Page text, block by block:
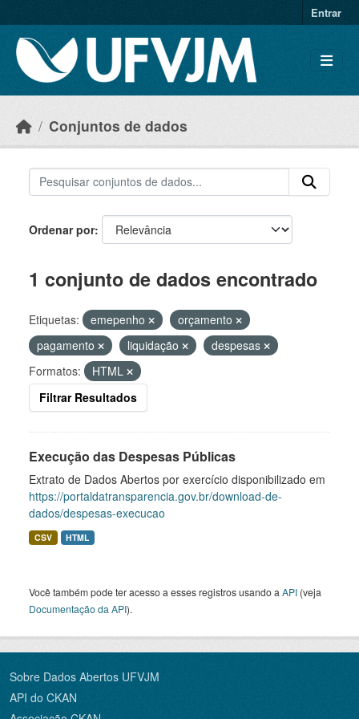
Entrar
Conjuntos de dados
Ordenar por
1 conjunto de dados encontrado
Etiquetas: emepenho
orçamento
pagamento
liquidação
despesas
Formatos:
HTML
Filtrar Resultados
Execução das Despesas Públicas
Extrato de Dados Abertos por exercício disponibilizado em
https://portaldatransparencia.gov.br/download-de-
dados/despesas-execucao
CSV HTML
Você também pode ter acesso a esses registros usando a API (veja
Documentação da API).
Sobre Dados Abertos UFVJM
API do CKAN